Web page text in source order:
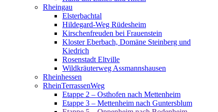
Rheingau
Elsterbachtal
Hildegard-Weg Rüdesheim
Kirschenfreuden bei Frauenstein
Kloster Eberbach, Domäne Steinberg und
Kiedrich
Rosenstadt Eltville
Wildkräuterweg Assmannshausen
Rheinhessen
RheinTerrassenWeg
Etappe 2 – Osthofen nach Mettenheim
Etappe 3 – Mettenheim nach Guntersblum